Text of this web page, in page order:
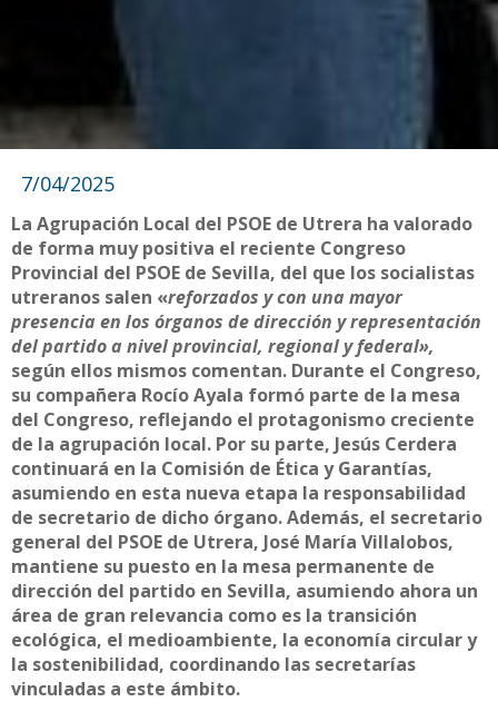
7/04/2025
La Agrupación Local del PSOE de Utrera ha valorado
de forma muy positiva el reciente Congreso
Provincial del PSOE de Sevilla, del que los socialistas
utreranos salen «reforzados y con una mayor
presencia en los órganos de dirección y representación
del partido a nivel provincial, regional y federal»,
según ellos mismos comentan. Durante el Congreso,
su compañera Rocío Ayala formó parte de la mesa
del Congreso, reflejando el protagonismo creciente
de la agrupación local. Por su parte, Jesús Cerdera
continuará en la Comisión de Ética y Garantías,
asumiendo en esta nueva etapa la responsabilidad
de secretario de dicho órgano. Además, el secretario
general del PSOE de Utrera, José María Villalobos,
mantiene su puesto en la mesa permanente de
dirección del partido en Sevilla, asumiendo ahora un
área de gran relevancia como es la transición
ecológica, el medioambiente, la economía circular y
la sostenibilidad, coordinando las secretarías
vinculadas a este ámbito.